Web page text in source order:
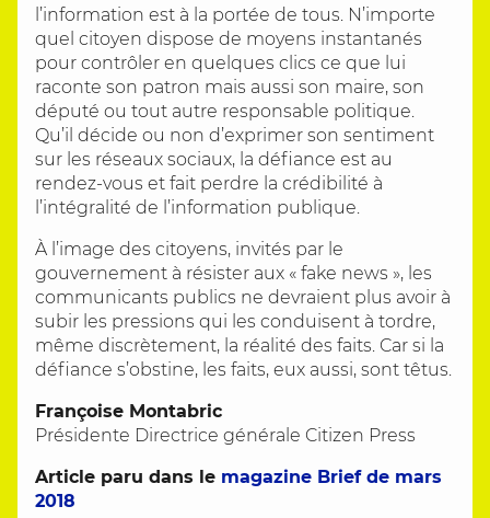
l’information est à la portée de tous. N’importe
quel citoyen dispose de moyens instantanés
pour contrôler en quelques clics ce que lui
raconte son patron mais aussi son maire, son
député ou tout autre responsable politique.
Qu’il décide ou non d’exprimer son sentiment
sur les réseaux sociaux, la défiance est au
rendez-vous et fait perdre la crédibilité à
l’intégralité de l’information publique.
À l’image des citoyens, invités par le
gouvernement à résister aux « fake news », les
communicants publics ne devraient plus avoir à
subir les pressions qui les conduisent à tordre,
même discrètement, la réalité des faits. Car si la
défiance s’obstine, les faits, eux aussi, sont têtus.
Françoise Montabric
Présidente Directrice générale Citizen Press
Article paru dans le magazine Brief de mars
2018